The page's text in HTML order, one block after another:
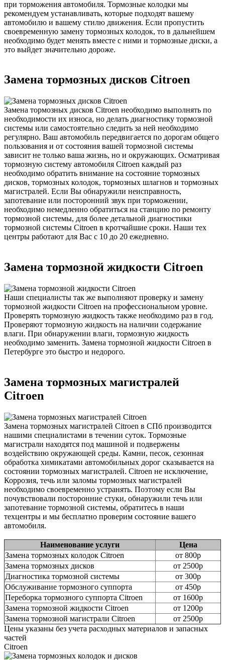
при торможения автомобиля. Тормозные колодки мы
рекомендуем устанавливать, которые подходят вашему
автомобилю и вашему стилю движения. Если пропустить
своевременную замену тормозных колодок, то в дальнейшем
необходимо будет менять вместе с ними и тормозные диски, а
это выйдет значительно дороже.
Замена тормозных дисков Citroen
Замена тормозных дисков Citroen необходимо выполнять по
необходимости их износа, но делать диагностику тормозной
системы или самостоятельно следить за ней необходимо
регулярно. Ваш автомобиль передвигается по дорогам общего
пользования и от состояния вашей тормозной системы
зависит не только ваша жизнь, но и окружающих. Осматривая
тормозную систему автомобиля Citroen каждый раз
необходимо обратить внимание на состояние тормозных
дисков, тормозных колодок, тормозных шлагнов и тормозных
магистралей. Если Вы обнаружили неисправность,
запотевание или посторонний звук при торможении,
необходимо немедленно обратиться на станцию по ремонту
тормозной системы, для более детальной диагностики
тормозной системы Citroen в кротчайшие сроки. Наши тех
центры работают для Вас с 10 до 20 ежедневно.
Замена тормозной жидкости Citroen
Наши специалисты так же выполняют проверку и замену
тормозной жидкости Citroen на профессиональном уровне.
Проверять тормозную жидкость также необходимо раз в год.
Проверяют тормозную жидкость на наличии содержание
влаги. При обнаружении влаги, тормозную жидкость
необходимо заменить. Замена тормозной жидкости Citroen в
Петербурге это быстро и недорого.
Замена тормозных магистралей
Citroen
Замена тормозных магистралей Citroen в СПб производится
нашими специалистами в течении суток. Тормозные
магистрали находятся под машиной и подвержены
воздействию окружающей среды. Камни, песок, сезонная
обработка химикатами автомобильных дорог сказывается на
состоянии тормозных магистралей. Citroen не исключение,
Коррозия, течь или заломы тормозных магистралей
необходимо своевременно устранять. Поэтому если Вы
почувствовали посторонние стуки, обнаружили течь или
запотевание тормозной системы, обратитесь в наши
техцентры и мы бесплатно проверим состояние вашего
автомобиля.
Наименование услуги
Цена
Замена тормозных колодок Citroen
от 800р
Замена тормозных дисков
от 2500р
Диагностика тормозной системы
от 300р
Обслуживание тормозного суппорта
от 450р
Переборка тормозного суппорта Citroen
от 1600р
Замена тормозной жидкости Citroen
от 1200р
Замена тормозной магистрали Citroen
от 2500р
Цены указаны без учета расходных материалов и запасных
частей
Citroen